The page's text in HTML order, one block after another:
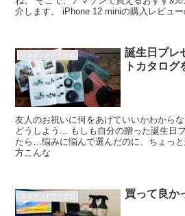
介します。 iPhone 12 miniの購入レビュ
リコメンドアイテム
誕生日プレ
トカタログ
友人のお祝いに何をあげていいかわから
どうしよう... もしも自分の贈った誕生日
たら…悩みに悩んで選んだのに、ちょっ
方こんな
リコメンドアイテム 買って良か